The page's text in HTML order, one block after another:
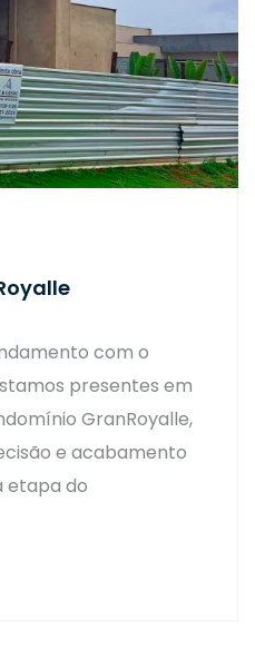
com o
presentes em
GranRoyalle,
e acabamento
etapa do